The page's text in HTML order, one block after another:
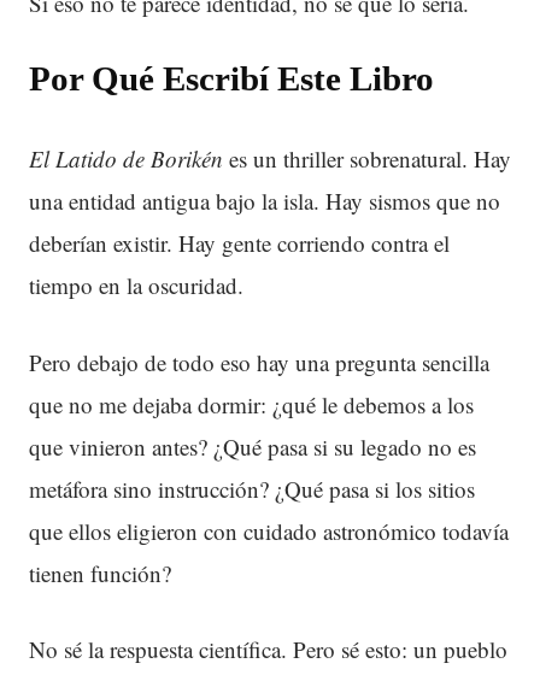
Por Qué Escribí Este Libro
El Latido de Borikén es un thriller sobrenatural. Hay
una entidad antigua bajo la isla. Hay sismos que no
deberían existir. Hay gente corriendo contra el
tiempo en la oscuridad.
Pero debajo de todo eso hay una pregunta sencilla
que no me dejaba dormir: ¿qué le debemos a los
que vinieron antes? ¿Qué pasa si su legado no es
metáfora sino instrucción? ¿Qué pasa si los sitios
que ellos eligieron con cuidado astronómico todavía
tienen función?
No sé la respuesta científica. Pero sé esto: un pueblo